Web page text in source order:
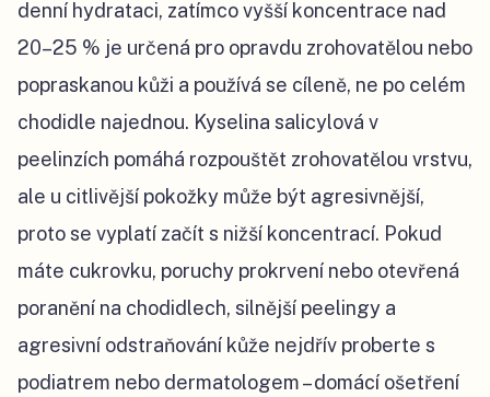
denní hydrataci, zatímco vyšší koncentrace nad
20–25 % je určená pro opravdu zrohovatělou nebo
popraskanou kůži a používá se cíleně, ne po celém
chodidle najednou. Kyselina salicylová v
peelinzích pomáhá rozpouštět zrohovatělou vrstvu,
ale u citlivější pokožky může být agresivnější,
proto se vyplatí začít s nižší koncentrací. Pokud
máte cukrovku, poruchy prokrvení nebo otevřená
poranění na chodidlech, silnější peelingy a
agresivní odstraňování kůže nejdřív proberte s
podiatrem nebo dermatologem – domácí ošetření